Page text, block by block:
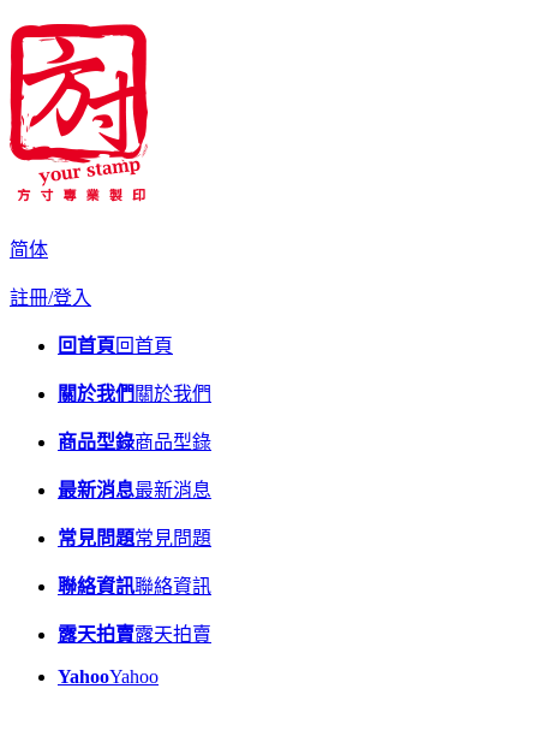
简体
註冊/登入
回首頁回首頁
關於我們 關於我們
商品型錄商品型錄
最新消息最新消息
常見問題常見問題
聯絡資訊聯絡資訊
露天拍賣露天拍賣
YahooYahoo